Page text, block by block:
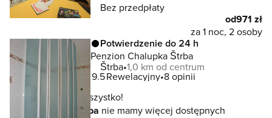
Bez przedpłaty
od971 zł
za 1 noc, 2 osoby
Potwierdzenie do 24 h
Penzion Chalupka Štrba
Štrba 1,0 km od centrum
9.5Rewelacyjny 8 opinii
To jeszcze nie wszystko!
W lokalizacji
Štrba nie mamy więcej dostępnych